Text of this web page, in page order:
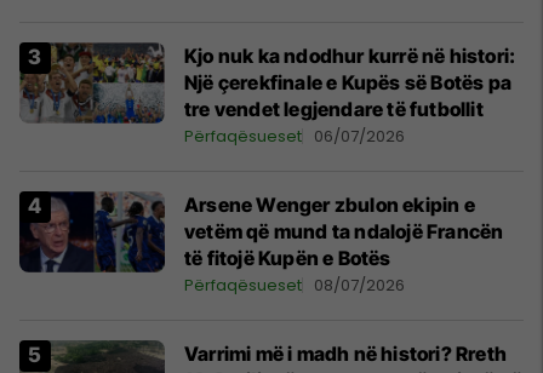
Kjo nuk ka ndodhur kurrë në histori:
Një çerekfinale e Kupës së Botës pa
tre vendet legjendare të futbollit
Përfaqësueset 06/07/2026
Arsene Wenger zbulon ekipin e
vetëm që mund ta ndalojë Francën
të fitojë Kupën e Botës
Përfaqësueset 08/07/2026
Varrimi më i madh në histori? Rreth